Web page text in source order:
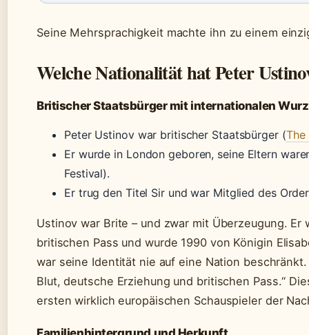
Seine Mehrsprachigkeit machte ihn zu einem
Welche Nationalität hat Peter
Britischer Staatsbürger mit internationalen
Peter Ustinov war britischer Staatsbürger (The
Er wurde in London geboren, seine Eltern
Festival).
Er trug den Titel Sir und war Mitglied des
Ustinov war Brite – und zwar mit Überzeugung.
britischen Pass und wurde 1990 von Königin
war seine Identität nie auf eine Nation
Blut, deutsche Erziehung und britischen Pass.“
ersten wirklich europäischen Schauspieler der